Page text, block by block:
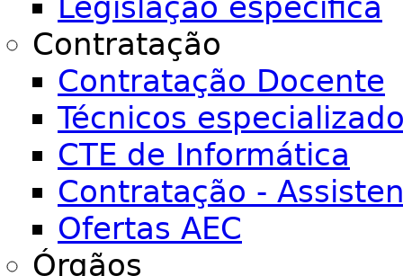
Legislação específica
Contratação
Contratação Docente
Técnicos
CTE de Informática
Contratação -
Ofertas AEC
Órgãos